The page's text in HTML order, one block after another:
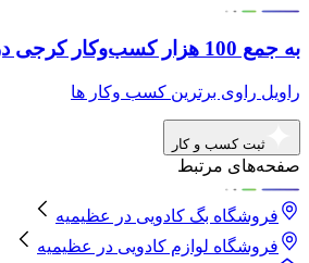
به جمع 100 هزار کسب‌وکار کرجی در راویل بپیوندید
راویل راوی برترین کسب وکار ها
ثبت کسب و کار
صفحه‌های مرتبط
فروشگاه بگ کادویی در
عظیمیه
فروشگاه لوازم کادویی در عظیمیه